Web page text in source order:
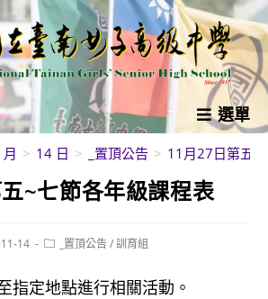
選單
> 14 日 > _置頂公告 > 11月27日第五~
~七節各年級課程表
14
Post _置頂公告/訓育組
指定地點進行相關活動。